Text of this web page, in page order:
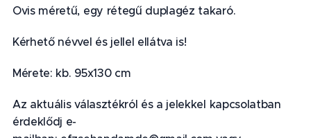
Ovis méretű, egy rétegű duplagéz takaró.
Kérhető névvel és jellel ellátva is!
Mérete: kb. 95x130 cm
Az aktuális választékról és a jelekkel kapcsolatban
érdeklődj e-